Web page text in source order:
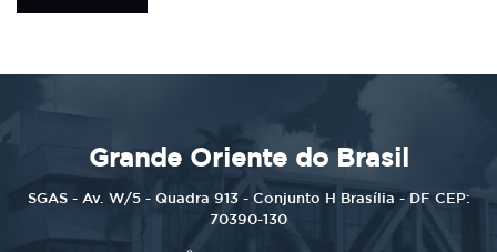
Grande Oriente do Brasil
SGAS - Av. W/5 - Quadra 913 - Conjunto H Brasília - DF CEP:
70390-130